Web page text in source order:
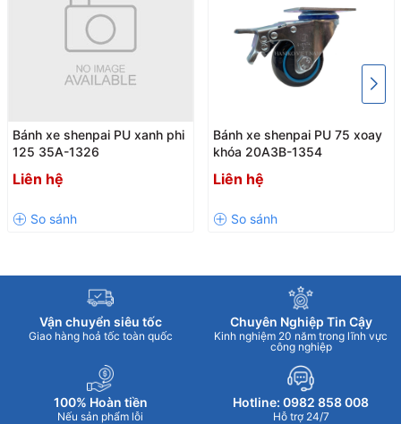
Bánh xe shenpai PU xanh phi
125 35A-1326
Liên hệ
Bánh xe shenpai PU 75 xoay
khóa 20A3B-1354
Liên hệ
Vận chuyển siêu tốc
Giao hàng hoả tốc toàn quốc
Chuyên Nghiệp Tin Cậy
Kinh nghiệm 20 năm trong lĩnh vực
công nghiệp
100% Hoàn tiền
Nếu sản phẩm lỗi
Hotline: 0982 858 008
Hỗ trợ 24/7